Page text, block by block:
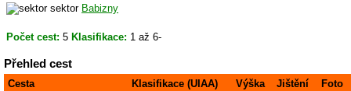
sektor Babizny
Počet cest: 5 Klasifikace: 1 až 6-
Přehled cest
Cesta Klasifikace (UIAA) Výška Jištění
Foto